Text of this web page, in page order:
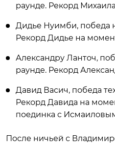
раунде. Рекорд
Дидье Нуимби, победа
Рекорд Дидье на
Александру Ланточ,
раунде. Рекорд
Давид Васич, победа
Рекорд Давида на
поединка с
После ничьей с